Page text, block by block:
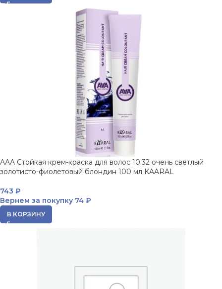
AAA Стойкая крем-краска для волос 10.32 очень светлый
золотисто-фиолетовый блондин 100 мл KAARAL
743 ₽
Вернем за покупку 74 ₽
В КОРЗИНУ